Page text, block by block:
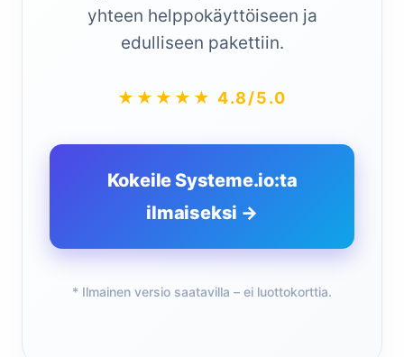
yhteen helppokäyttöiseen ja
edulliseen pakettiin.
★★★★★ 4.8/5.0
Kokeile Systeme.io:ta
ilmaiseksi →
* Ilmainen versio saatavilla – ei luottokorttia.